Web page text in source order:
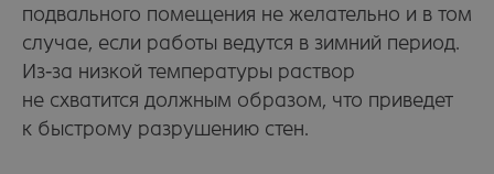
подвального помещения не желательно и в том
случае, если работы ведутся в зимний период.
Из-за низкой температуры раствор
не схватится должным образом, что приведет
к быстрому разрушению стен.